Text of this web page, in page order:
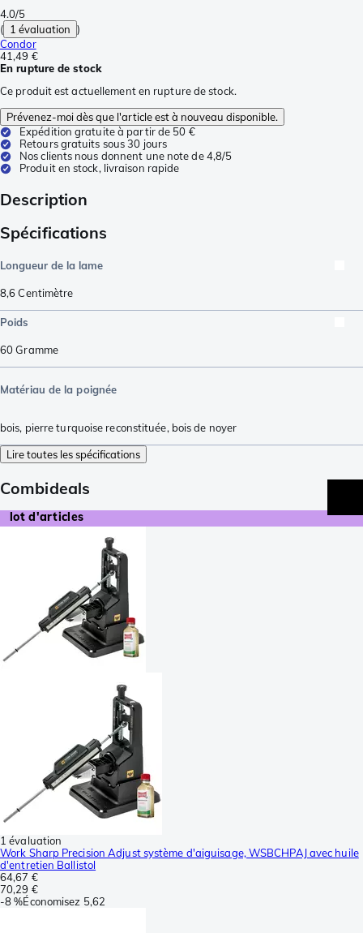
4.0/5
( 1 évaluation )
Condor
41,49 €
En rupture de stock
Ce produit est actuellement en rupture de stock.
Prévenez-moi dès que l'article est à nouveau disponible.
Expédition gratuite à partir de 50 €
Retours gratuits sous 30 jours
Nos clients nous donnent une note de 4,8/5
Produit en stock, livraison rapide
Description
Spécifications
Longueur de la lame
8,6Centimètre
Poids
60Gramme
Matériau de la poignée
bois, pierre turquoise reconstituée, bois de noyer
Lire toutes les spécifications
Combideals
lot d'articles
1 évaluation
Work Sharp Precision Adjust système d'aiguisage, WSBCHPAJ avec huile
d'entretien Ballistol
64,67 €
70,29 €
-8 %Économisez 5,62